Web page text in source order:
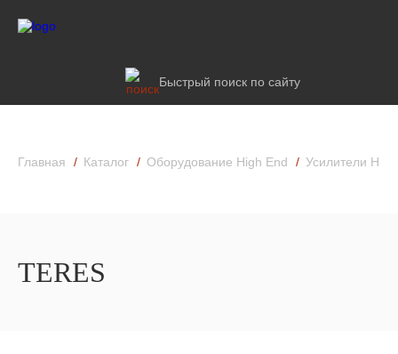
Быстрый поиск по сайту
Главная Каталог Оборудование High End Усилители
TERES